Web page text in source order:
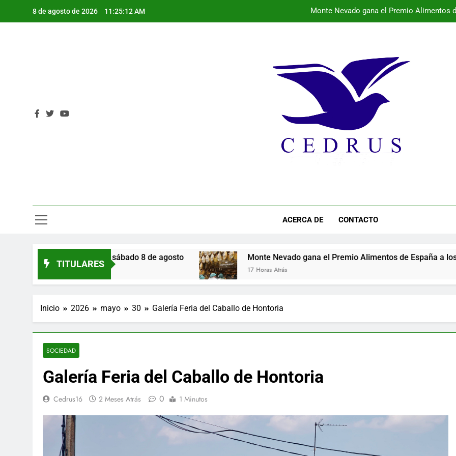
8 de agosto de 2026 11:25:13 AM Monte Nevado gana el Premio Alimentos
Programa de la semana cultural de
Monte Nevado gana el Premio Alimentos
La provincia vibra este fin de semana con
ACERCA DE CONTACTO
TITULARES
de Eresma: sábado 8 de agosto Monte Nevado gana el Premio Alimentos de España a los mejores
17 Horas Atrás
Inicio 2026 mayo 30 Galería Feria del Caballo de Hontoria
SOCIEDAD
Galería Feria del Caballo de Hontoria
Cedrus16 2 Meses Atrás 0 1 Minutos